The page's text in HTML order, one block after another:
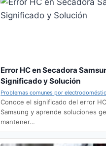
Error HC en Secadora
Significado y Solución
Problemas comunes por
Conoce el significado del error
Samsung y aprende soluciones
mantener…